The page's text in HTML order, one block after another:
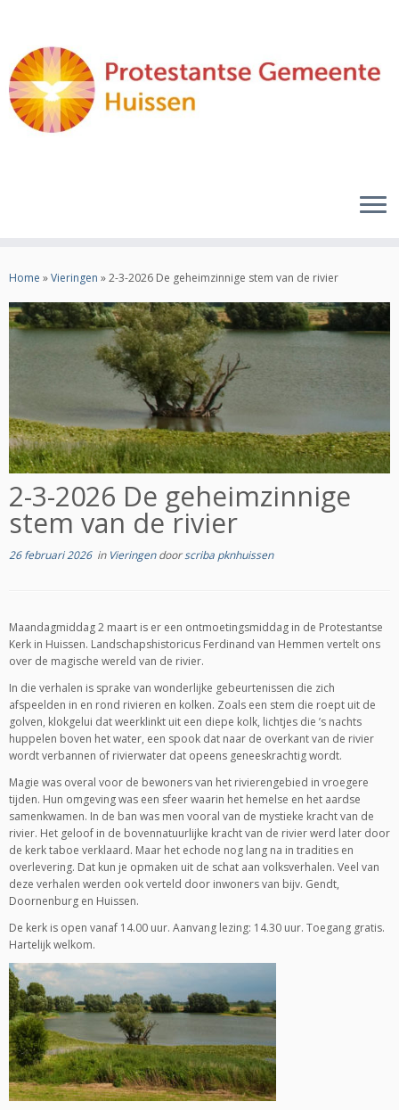
naarHome »Vieringen »2-3-2026 De geheimzinnige stem van de rivier
2-3-2026 De geheimzinnige
stem van de rivier
26 februari 2026in Vieringendoorscriba pknhuissen
Maandagmiddag 2 maart is er een ontmoetingsmiddag in de Protestantse
Kerk in Huissen. Landschapshistoricus Ferdinand van Hemmen vertelt ons
over de magische wereld van de rivier.
In die verhalen is sprake van wonderlijke gebeurtenissen die zich
afspeelden in en rond rivieren en kolken. Zoals een stem die roept uit de
golven, klokgelui dat weerklinkt uit een diepe kolk, lichtjes die ’s nachts
huppelen boven het water, een spook dat naar de overkant van de rivier
wordt verbannen of rivierwater dat opeens geneeskrachtig wordt.
Magie was overal voor de bewoners van het rivierengebied in vroegere
tijden. Hun omgeving was een sfeer waarin het hemelse en het aardse
samenkwamen. In de ban was men vooral van de mystieke kracht van de
rivier. Het geloof in de bovennatuurlijke kracht van de rivier werd later door
de kerk taboe verklaard. Maar het echode nog lang na in tradities en
overlevering. Dat kun je opmaken uit de schat aan volksverhalen. Veel van
deze verhalen werden ook verteld door inwoners van bijv. Gendt,
Doornenburg en Huissen.
De kerk is open vanaf 14.00 uur. Aanvang lezing: 14.30 uur. Toegang gratis.
Hartelijk welkom.